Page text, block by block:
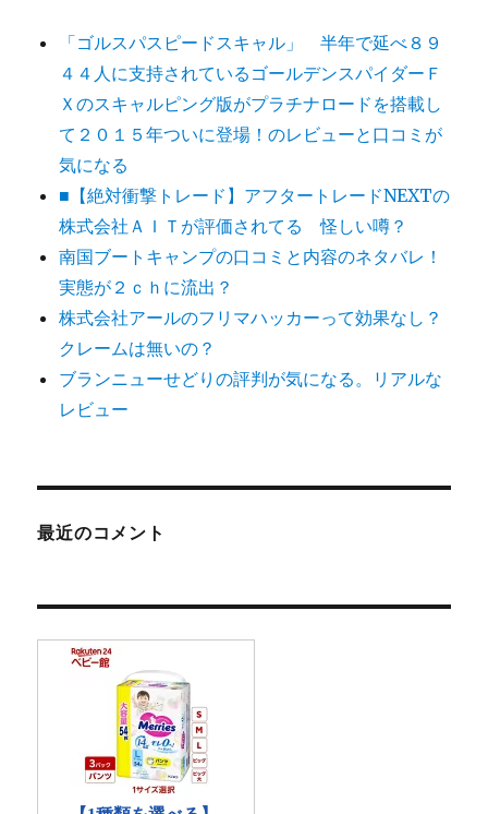
「ゴルスパスピードスキャル」 半年で延べ８９
４４人に支持されているゴールデンスパイダーＦ
Ｘのスキャルピング版がプラチナロードを搭載し
て２０１５年ついに登場！のレビューと口コミが
気になる
■【絶対衝撃トレード】アフタートレードNEXTの
株式会社ＡＩＴが評価されてる 怪しい噂？
南国ブートキャンプの口コミと内容のネタバレ！
実態が２ｃｈに流出？
株式会社アールのフリマハッカーって効果なし？
クレームは無いの？
ブランニューせどりの評判が気になる。リアルな
レビュー
最近のコメント